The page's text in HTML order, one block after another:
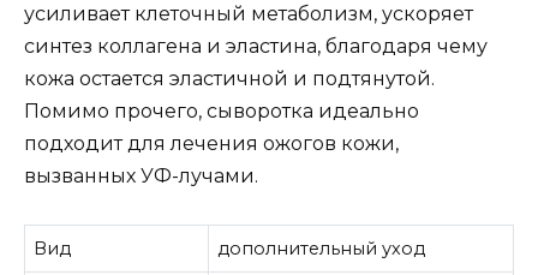
усиливает клеточный метаболизм, ускоряет
синтез коллагена и эластина, благодаря чему
кожа остается эластичной и подтянутой.
Помимо прочего, сыворотка идеально
подходит для лечения ожогов кожи,
вызванных УФ-лучами.
Вид дополнительный уход